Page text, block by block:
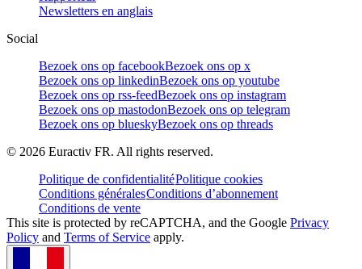
Newsletters en anglais
Social
Bezoek ons op facebookBezoek ons op x
Bezoek ons op linkedinBezoek ons op youtube
Bezoek ons op rss-feedBezoek ons op instagram
Bezoek ons op mastodonBezoek ons op telegram
Bezoek ons op blueskyBezoek ons op threads
© 2026 Euractiv FR. All rights reserved.
Politique de confidentialitéPolitique cookies
Conditions généralesConditions d’abonnement
Conditions de vente
This site is protected by reCAPTCHA, and the Google Privacy
Policy and Terms of Service apply.